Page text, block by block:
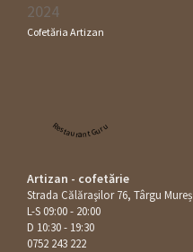
2024
Cofetăria Artizan
Restaurant Guru
Artizan - cofetărie
Strada Călăraşilor 76, Târgu Mureș
L-S 09:00 - 20:00
D 10:30 - 19:30
0752 243 222